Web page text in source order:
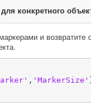
конкретного
и возвратите
, 'MarkerSize'